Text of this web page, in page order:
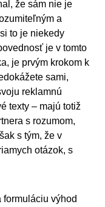
že sám nie je
a
to je niekedy
je v tomto
je prvým krokom k
sami,
reklamnú
texty – majú totiž
s rozumom,
s tým, že v
otázok, s
výhod